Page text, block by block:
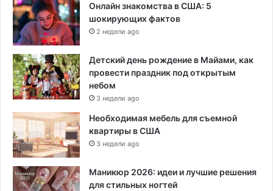
Онлайн знакомства в США: 5
шокирующих фактов
2 недели ago
Детский день рождение в Майами, как
провести праздник под открытым
небом
3 недели ago
Необходимая мебель для съемной
квартиры в США
3 недели ago
Маникюр 2026: идеи и лучшие решения
для стильных ногтей